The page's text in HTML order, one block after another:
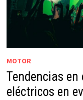
MOTOR
Tendencias
eléctricos en